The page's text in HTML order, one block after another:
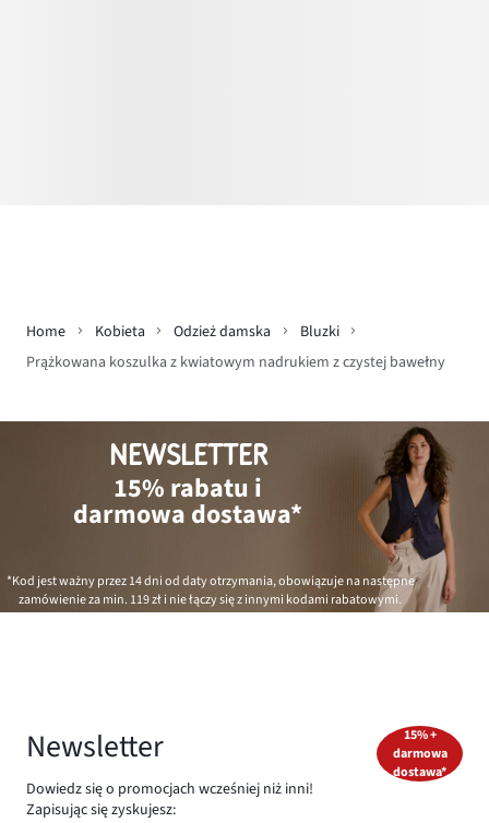
Home Kobieta Odzież damska
Bluzki
Prążkowana koszulka z kwiatowym nadrukiem z czystej bawełny
NEWSLETTER
15% rabatu i
darmowa dostawa*
*Kod jest ważny przez 14 dni od daty otrzymania, obowiązuje na następne
zamówienie za min. 119 złi nie łączy się z innymi kodami rabatowymi.
Newsletter
Dowiedz się o promocjach wcześniej niż inni!
Zapisując się zyskujesz:
15% +
darmowa
dostawa*